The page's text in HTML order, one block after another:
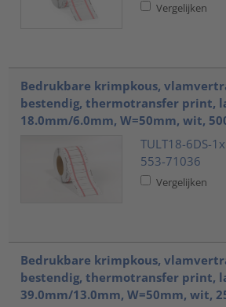
Vergelijken
Bedrukbare krimpkous,
bestendig, thermotransfer print,
18.0mm/6.0mm, W=50mm, wit,
TULT18-6DS-
553-71036
Vergelijken
Bedrukbare krimpkous,
bestendig, thermotransfer print,
39.0mm/13.0mm, W=50mm, wit,